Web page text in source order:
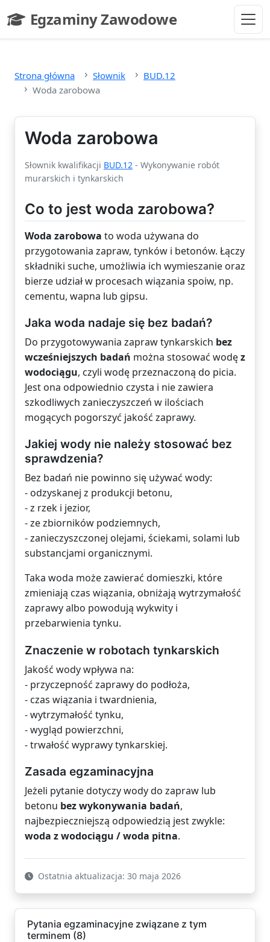
Egzaminy Zawodowe
- strona główna
Strona główna Słownik
BUD.12
Woda zarobowa
Woda zarobowa
Słownik kwalifikacji BUD.12 - Wykonywanie robót
murarskich i tynkarskich
Co to jest woda zarobowa?
Woda zarobowa to woda używana do
przygotowania zapraw, tynków i betonów. Łączy
składniki suche, umożliwia ich wymieszanie oraz
bierze udział w procesach wiązania spoiw, np.
cementu, wapna lub gipsu.
Jaka woda nadaje się bez badań?
Do przygotowywania zapraw tynkarskich bez
wcześniejszych badań można stosować wodęz
wodociągu, czyli wodę przeznaczoną do picia.
Jest ona odpowiednio czysta i nie zawiera
szkodliwych zanieczyszczeń w ilościach
mogących pogorszyć jakość zaprawy.
Jakiej wody nie należy stosować bez
sprawdzenia?
Bez badań nie powinno się używać wody:
- odzyskanej z produkcji betonu,
- z rzek i jezior,
- ze zbiorników podziemnych,
- zanieczyszczonej olejami, ściekami, solami lub
substancjami organicznymi.
Taka woda może zawierać domieszki, które
zmieniają czas wiązania, obniżają wytrzymałość
zaprawy albo powodują wykwity i
przebarwienia tynku.
Znaczenie w robotach tynkarskich
Jakość wody wpływa na:
- przyczepność zaprawy do podłoża,
- czas wiązania i twardnienia,
- wytrzymałość tynku,
- wygląd powierzchni,
- trwałość wyprawy tynkarskiej.
Zasada egzaminacyjna
Jeżeli pytanie dotyczy wody do zapraw lub
betonu bez wykonywania badań,
najbezpieczniejszą odpowiedzią jest zwykle:
woda z wodociągu / woda pitna.
Ostatnia aktualizacja: 30 maja 2026
Pytania egzaminacyjne związane z tym
terminem (8)